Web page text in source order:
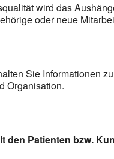
wird das
oder neue
Sie Informationen
Organisation.
den Patienten bzw.